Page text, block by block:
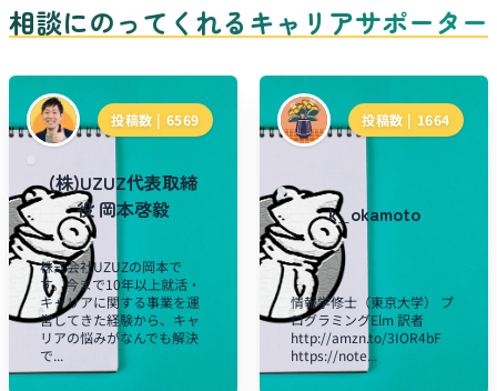
相談にのってくれるキャリアサポーター
投稿数 | 6569
(株)UZUZ代表取締
役 岡本啓毅
株式会社UZUZの岡本で
す。今まで10年以上就活・
キャリアに関する事業を運
営してきた経験から、キャ
リアの悩みがなんでも解決
で...
投稿数 | 1664
k_okamoto
情報学修士（東京大学） プ
ログラミングElm 訳者
http://amzn.to/3IOR4bF
https://note...